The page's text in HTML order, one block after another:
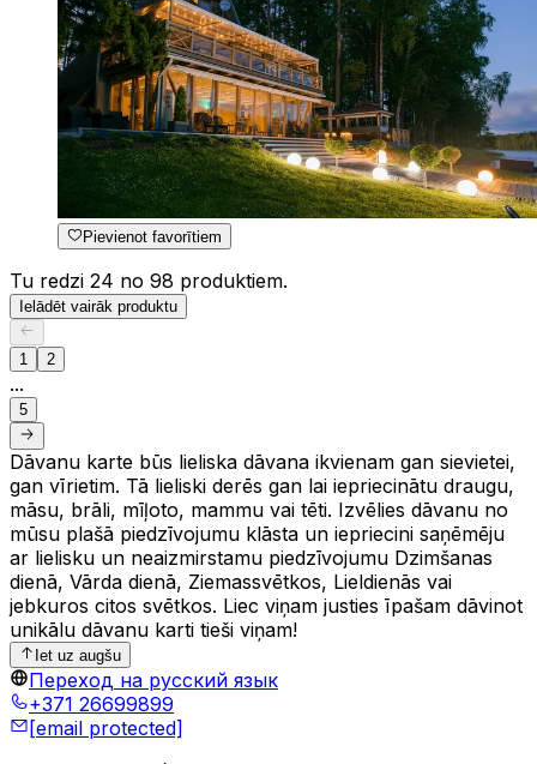
Pievienot favorītiem
Tu redzi 24 no 98 produktiem.
Ielādēt vairāk produktu
1 2
...
5
Dāvanu karte būs lieliska dāvana ikvienam gan sievietei,
gan vīrietim. Tā lieliski derēs gan lai iepriecinātu draugu,
māsu, brāli, mīļoto, mammu vai tēti. Izvēlies dāvanu no
mūsu plašā piedzīvojumu klāsta un iepriecini saņēmēju
ar lielisku un neaizmirstamu piedzīvojumu Dzimšanas
dienā, Vārda dienā, Ziemassvētkos, Lieldienās vai
jebkuros citos svētkos. Liec viņam justies īpašam dāvinot
unikālu dāvanu karti tieši viņam!
Iet uz augšu
Переход на русский язык
+371 26699899
[email protected]